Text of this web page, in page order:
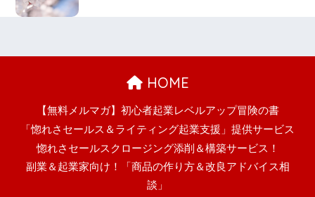
HOME
【無料メルマガ】初心者起業レベルアップ冒険の書
「惚れさセールス＆ライティング起業支援」提供サービス
惚れさセールスクロージング添削＆構築サービス！
副業＆起業家向け！「商品の作り方＆改良アドバイス相
談」